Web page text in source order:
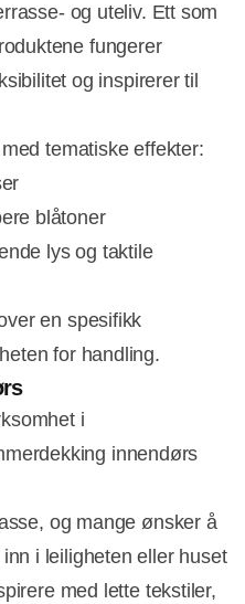
og uteliv. Ett som
fungerer
og inspirerer til
tematiske effekter:
blåtoner
lys og taktile
en spesifikk
for handling.
i
innendørs
og mange ønsker å
i leiligheten eller huset
med lette tekstiler,